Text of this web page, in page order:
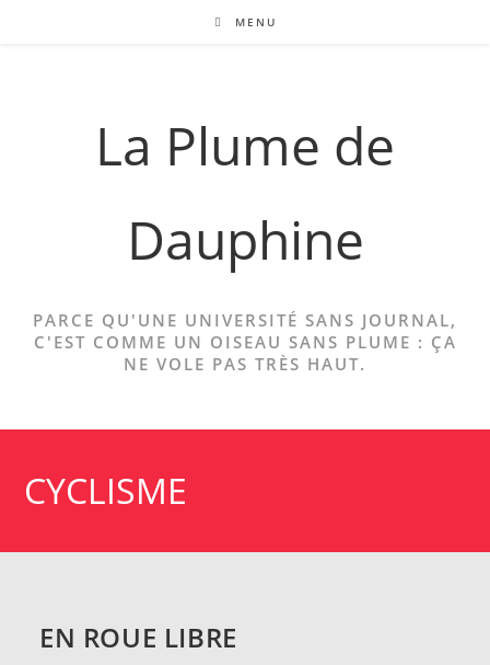
MENU
La Plume de
Dauphine
PARCE QU'UNE UNIVERSITÉ SANS JOURNAL,
C'EST COMME UN OISEAU SANS PLUME : ÇA
NE VOLE PAS TRÈS HAUT.
CYCLISME
EN ROUE LIBRE